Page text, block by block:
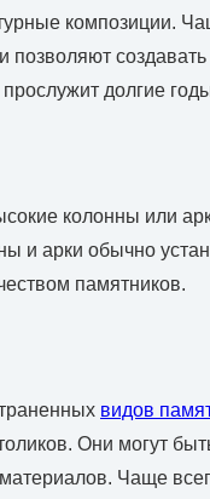
композиции.
позволяют
долгие
колонны или
и арки обычно
памятников.
видов
Они могут
Чаще